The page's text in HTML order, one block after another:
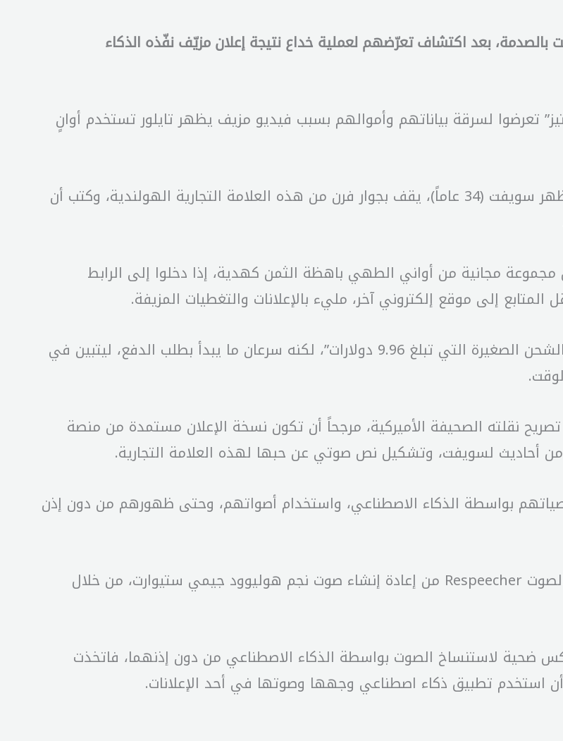
بالصدمة، بعد اكتشاف تعرّضهم لعملية خداع نتيجة إعلان مزيّف نفّذه الذكاء
تعرضوا لسرقة بياناتهم وأموالهم بسبب فيديو مزيف يظهر تايلور تستخدم أوانٍ
في الفيديو المتداول على منصات التواصل الاجتماعي، تظهر سويفت (34 عاماً)، يقف بجوار فرن من هذه العلامة التجارية الهولندية، وكتب أن
مجانية من أواني الطهي باهظة الثمن كهدية، إذا دخلوا إلى الرابط
إلى موقع إلكتروني آخر، مليء بالإعلانات والتغطيات المزيفة.
ويخبر الموقع الجديد المشترين بأنهم تخلصوا من “رسوم الشحن الصغيرة التي تبلغ 9.96 دولارات”، لكنه سرعان ما يبدأ بطلب الدفع، ليتبين في
نقلته الصحيفة الأميركية، مرجحاً أن تكون نسخة الإعلان مستمدة من منصة
أحاديث لسويفت، وتشكيل نص صوتي عن حبها لهذه العلامة التجارية.
بواسطة الذكاء الاصطناعي، واستخدام أصواتهم، وحتى ظهورهم من دون إذن
ففي الشهر الماضي، تمكنت الشركة الناشئة لاستنساخ الصوت Respeecher من إعادة إنشاء صوت نجم هوليوود جيمي ستيوارت، من خلال
ضحية لاستنساخ الصوت بواسطة الذكاء الاصطناعي من دون إذنهما، فاتخذت
استخدم تطبيق ذكاء اصطناعي وجهها وصوتها في أحد الإعلانات.